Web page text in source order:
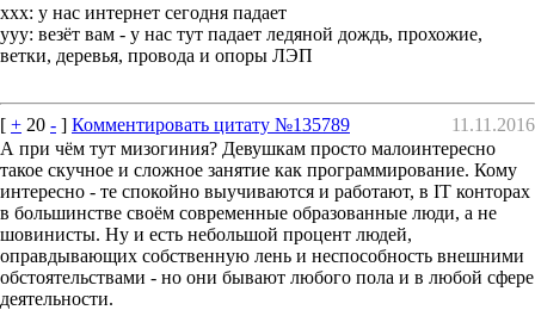
xxx: у нас интернет сегодня падает
yyy: везёт вам - у нас тут падает ледяной дождь, прохожие,
ветки, деревья, провода и опоры ЛЭП
[ + 20 - ] Комментировать цитату №135789
11.11.2016
А при чём тут мизогиния? Девушкам просто малоинтересно
такое скучное и сложное занятие как программирование. Кому
интересно - те спокойно выучиваются и работают, в IT конторах
в большинстве своём современные образованные люди, а не
шовинисты. Ну и есть небольшой процент людей,
оправдывающих собственную лень и неспособность внешними
обстоятельствами - но они бывают любого пола и в любой сфере
деятельности.